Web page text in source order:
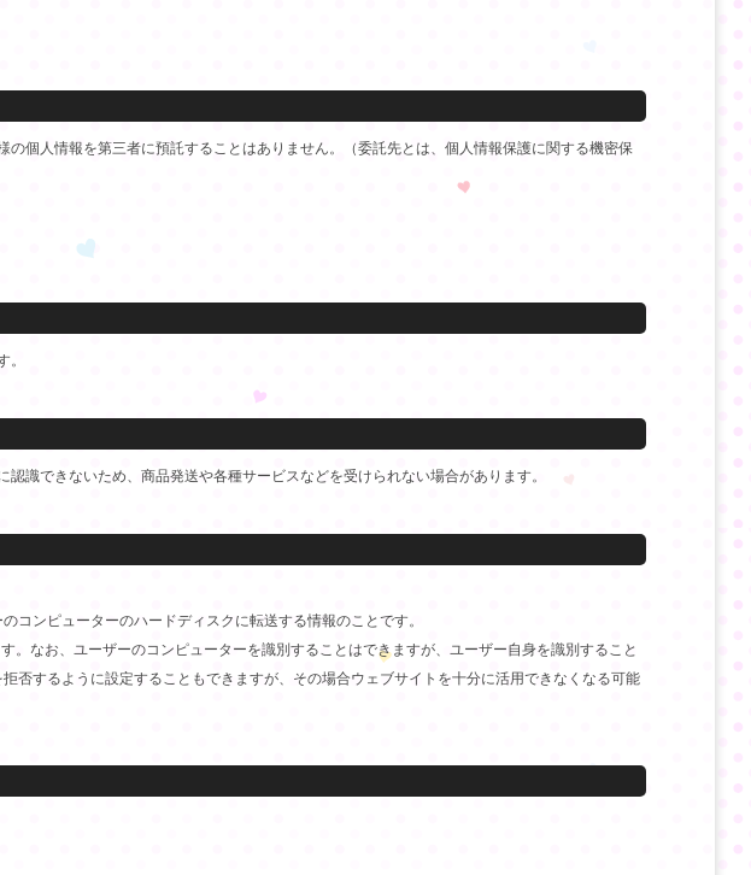
個人情報を第三者に預託することはありません。（委託先とは、個人情報保護に関する機密保
。
識できないため、商品発送や各種サービスなどを受けられない場合があります。
コンピューターのハードディスクに転送する情報のことです。
なお、ユーザーのコンピューターを識別することはできますが、ユーザー自身を識別すること
するように設定することもできますが、その場合ウェブサイトを十分に活用できなくなる可能